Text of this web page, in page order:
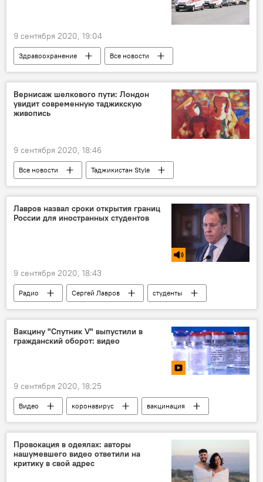
9 сентября 2020, 19:04
Здравоохранение
Все новости
Узбекистан
коронавирус
Центральная Азия
Вернисаж шелкового пути: Лондон
увидит современную таджикскую
живопись
9 сентября 2020, 18:46
Все новости
Таджикистан Style
Культура
Мир
Лондон
День независимости Таджикистана
Лавров назвал сроки открытия границ
России для иностранных студентов
9 сентября 2020, 18:43
Радио Сергей Лавров
студенты
Россия
Вакцину "Спутник V" выпустили в
гражданский оборот: видео
9 сентября 2020, 18:25
Видео коронавирус
вакцинация
Россия
Провокация в одеялах: авторы
нашумевшего видео ответили на
критику в свой адрес